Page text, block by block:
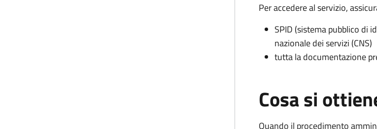
Per accedere al servizio,
SPID (sistema pubblico di
nazionale dei servizi (CNS)
tutta la documentazione
Cosa si
Quando il procedimento